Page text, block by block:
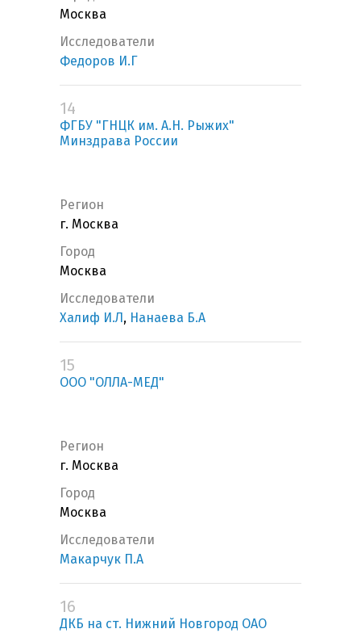
Москва
Исследователи
Федоров И.Г
14
ФГБУ "ГНЦК им. А.Н. Рыжих"
Минздрава России
Регион
г. Москва
Город
Москва
Исследователи
Халиф И.Л , Нанаева Б.А
15
ООО "ОЛЛА-МЕД"
Регион
г. Москва
Город
Москва
Исследователи
Макарчук П.А
16
ДКБ на ст. Нижний Новгород ОАО